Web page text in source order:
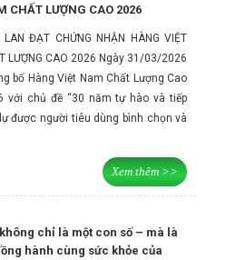
CHẤT LƯỢNG CAO 2026
ĐẠT CHỨNG NHẬN HÀNG VIỆT
LƯỢNG CAO 2026 Ngày 31/03/2026
bố Hàng Việt Nam Chất Lượng Cao
với chủ đề “30 năm tự hào và tiếp
được người tiêu dùng bình chọn và
Xem thêm >>
không chỉ là một con số – mà là
hành cùng sức khỏe của